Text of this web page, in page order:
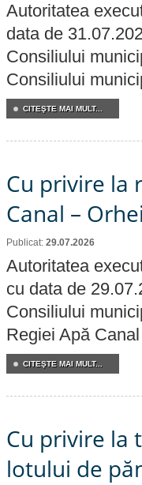
Autoritatea
data de
Consiliului
Consiliului
CITEŞTE MAI MULT...
Cu privire la
Canal –
Publicat: 29.07.2026
Autoritatea
cu data de
Consiliului
Regiei Apă
CITEŞTE MAI MULT...
Cu privire la
lotului de